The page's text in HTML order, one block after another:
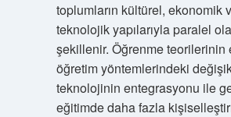
toplumların kültürel, ekonomik
teknolojik yapılarıyla paralel
şekillenir. Öğrenme teorilerinin
öğretim yöntemlerindeki
teknolojinin entegrasyonu ile
eğitimde daha fazla